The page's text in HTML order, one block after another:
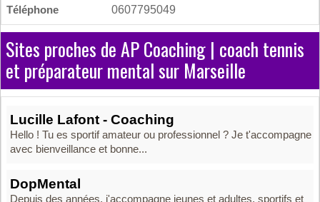
Téléphone
0607795049
Sites proches de AP Coaching | coach tennis
et préparateur mental sur Marseille
Lucille Lafont - Coaching
Hello ! Tu es sportif amateur ou professionnel ? Je t'accompagne
avec bienveillance et bonne...
DopMental
Depuis des années, j'accompagne jeunes et adultes, sportifs et